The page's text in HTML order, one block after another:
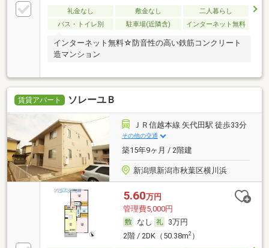
礼金なし 敷金なし
二人暮らし
バス・トイレ別
駐車場(近隣含) インターネット無料
インターネット無料☆防音性の高い鉄筋コンクリート
造マンション
賃貸アパート ソレーユＢ
ＪＲ信越本線 矢代田駅 徒歩33分
その他の交通
築15年9ヶ月 / 2階建
新潟県新潟市秋葉区横川浜
5.60万円
管理費5,000円
なし
3万円
2階 / 2DK（50.38m2）